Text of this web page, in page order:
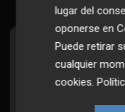
Todos los
lugar del
oponerse en
Puede retirar
cualquier
cookies.